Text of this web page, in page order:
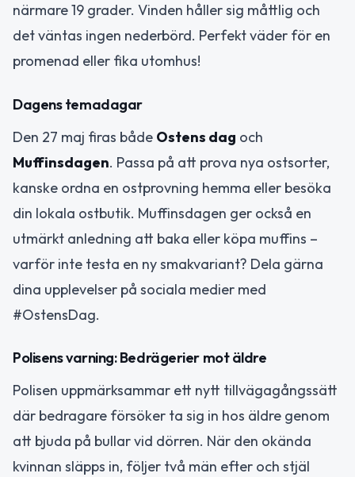
närmare 19 grader. Vinden håller sig måttlig och
det väntas ingen nederbörd. Perfekt väder för en
promenad eller fika utomhus!
Dagens temadagar
Den 27 maj firas både Ostens dag och
Muffinsdagen. Passa på att prova nya ostsorter,
kanske ordna en ostprovning hemma eller besöka
din lokala ostbutik. Muffinsdagen ger också en
utmärkt anledning att baka eller köpa muffins –
varför inte testa en ny smakvariant? Dela gärna
dina upplevelser på sociala medier med
#OstensDag.
Polisens varning: Bedrägerier mot äldre
Polisen uppmärksammar ett nytt tillvägagångssätt
där bedragare försöker ta sig in hos äldre genom
att bjuda på bullar vid dörren. När den okända
kvinnan släpps in, följer två män efter och stjäl